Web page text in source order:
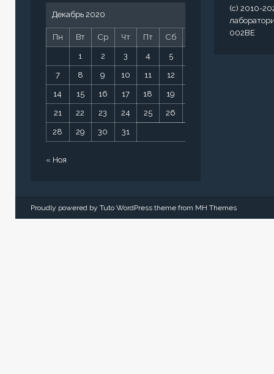
Декабрь 2020
Пн Вт Ср Чт Пт Сб
1 2 3 4 5
7 8 9 10 11 12
14 15 16 17 18 19
21 22 23 24 25 26
28 29 30 31
« Ноя
(c) 2010-
002BE
Proudly powered by Tuto WordPress theme from MH Themes